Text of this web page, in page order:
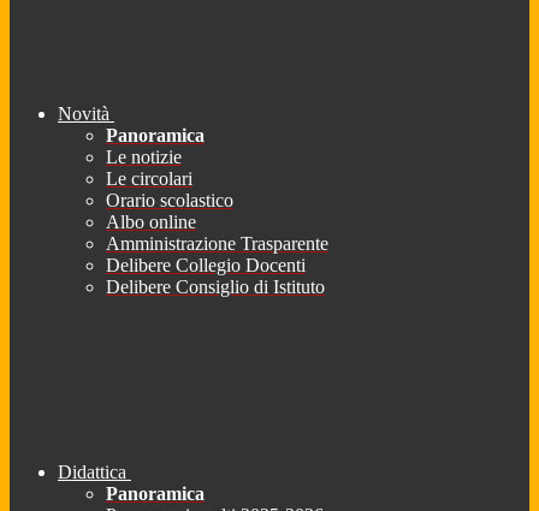
Novità
Panoramica
Le notizie
Le circolari
Orario scolastico
Albo online
Amministrazione Trasparente
Delibere Collegio Docenti
Delibere Consiglio di Istituto
Didattica
Panoramica